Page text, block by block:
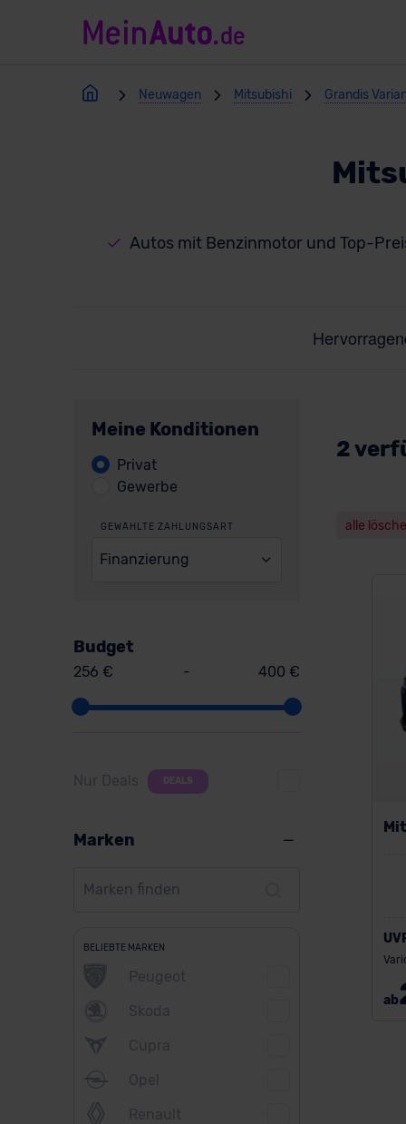
Neuwagen Mitsubishi Grandis
Autos mit Benzinmotor und Top-
Meine Konditionen
Privat
Gewerbe
GEWÄHLTE ZAHLUNGSART
Finanzierung
Budget
256 € - 400 €
Nur Deals DEALS
Marken
BELIEBTE MARKEN
Peugeot
Skoda
Cupra
Opel
Renault
2
alle
ab